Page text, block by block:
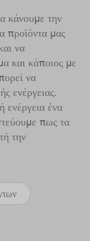
κάνουμε την
προϊόντα μας
να
και κάποιος με
να
ενέργειας.
ενέργεια ένα
πως τα
την